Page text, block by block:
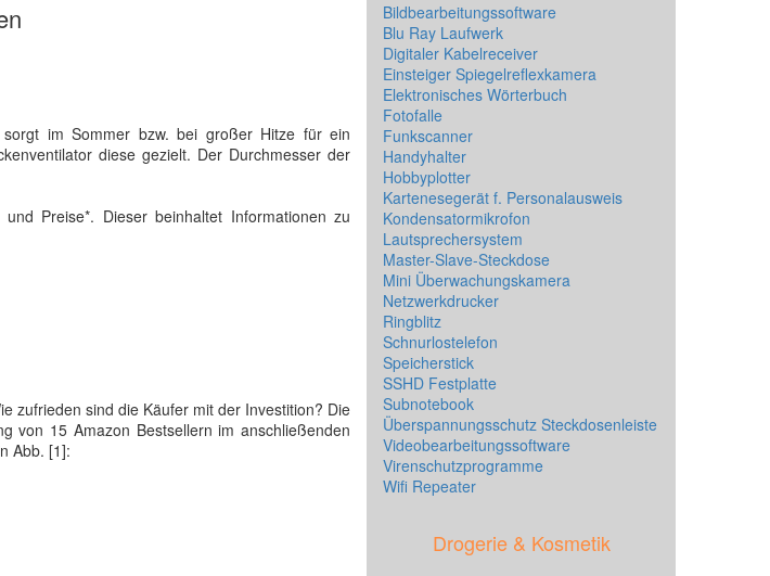
im Sommer bzw. bei großer Hitze für ein
diese gezielt. Der Durchmesser der
Preise*. Dieser beinhaltet Informationen zu
zufrieden sind die Käufer mit der Investition? Die
von 15 Amazon Bestsellern im anschließenden
Abb. [1]:
Bildbearbeitungssoftware
Blu Ray Laufwerk
Digitaler Kabelreceiver
Einsteiger Spiegelreflexkamera
Elektronisches Wörterbuch
Fotofalle
Funkscanner
Handyhalter
Hobbyplotter
Kartenesegerät f. Personalausweis
Kondensatormikrofon
Lautsprechersystem
Master-Slave-Steckdose
Mini Überwachungskamera
Netzwerkdrucker
Ringblitz
Schnurlostelefon
Speicherstick
SSHD Festplatte
Subnotebook
Überspannungsschutz Steckdosenleiste
Videobearbeitungssoftware
Virenschutzprogramme
Wifi Repeater
Drogerie & Kosmetik